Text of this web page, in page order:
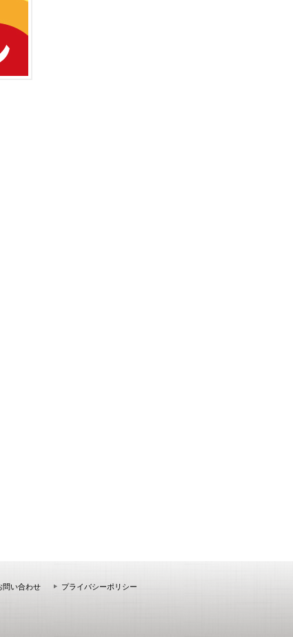
問い合わせ プライバシーポリシー